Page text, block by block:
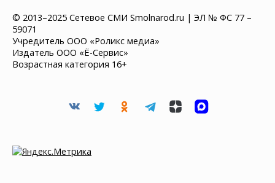
© 2013–2025 Сетевое СМИ Smolnarod.ru | ЭЛ № ФС 77 –
59071
Учредитель ООО «Роликс медиа»
Издатель ООО «Ё-Сервис»
Возрастная категория 16+